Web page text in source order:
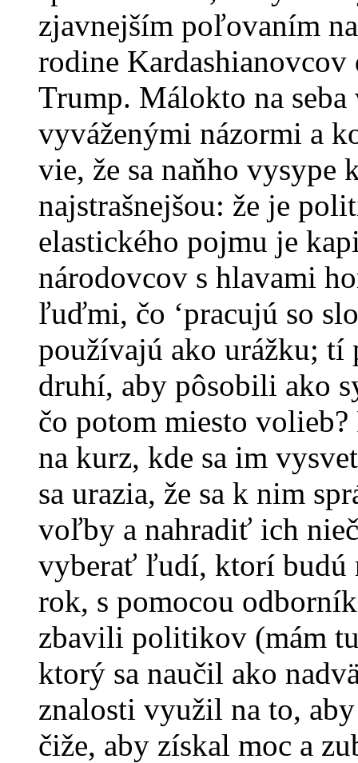
zjavnejším poľovaním
rodine
Trump. Málokto na
vyváženými názormi a
vie, že sa naňho vysype
najstrašnejšou: že je
elastického pojmu je
národovcov s hlavami
ľuďmi, čo ‘pracujú so
používajú ako urážku; tí
druhí, aby pôsobili ako
čo potom miesto
na kurz, kde sa im
sa urazia, že sa k nim
voľby a nahradiť ich
vyberať ľudí, ktorí budú
rok, s pomocou
zbavili politikov (mám
ktorý sa naučil ako
znalosti využil na to,
čiže, aby získal moc a